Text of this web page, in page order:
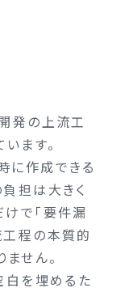
発の上流工
ます。
に作成できる
負担は大きく
けで「要件漏
工程の本質的
せん。
白を埋めるた